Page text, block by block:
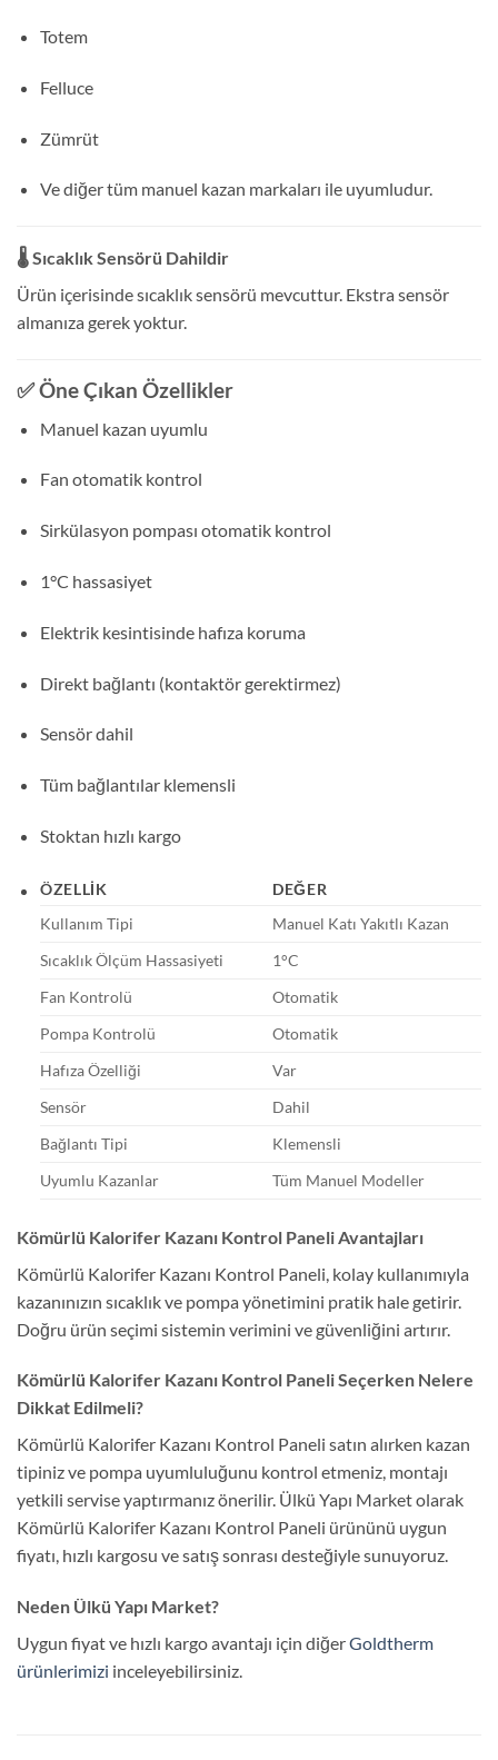
Totem
Felluce
Zümrüt
Ve diğer tüm manuel kazan markaları ile uyumludur.
🌡 Sıcaklık Sensörü Dahildir
Ürün içerisinde sıcaklık sensörü mevcuttur. Ekstra sensör
almanıza gerek yoktur.
✅ Öne Çıkan Özellikler
Manuel kazan uyumlu
Fan otomatik kontrol
Sirkülasyon pompası otomatik kontrol
1°C hassasiyet
Elektrik kesintisinde hafıza koruma
Direkt bağlantı (kontaktör gerektirmez)
Sensör dahil
Tüm bağlantılar klemensli
Stoktan hızlı kargo
ÖZELLIK
DEĞER
Kullanım Tipi
Manuel Katı Yakıtlı Kazan
Sıcaklık Ölçüm Hassasiyeti
1°C
Fan Kontrolü
Otomatik
Pompa Kontrolü
Otomatik
Hafıza Özelliği
Var
Sensör
Dahil
Bağlantı Tipi
Klemensli
Uyumlu Kazanlar
Tüm Manuel Modeller
Kömürlü Kalorifer Kazanı Kontrol Paneli Avantajları
Kömürlü Kalorifer Kazanı Kontrol Paneli, kolay kullanımıyla
kazanınızın sıcaklık ve pompa yönetimini pratik hale getirir.
Doğru ürün seçimi sistemin verimini ve güvenliğini artırır.
Kömürlü Kalorifer Kazanı Kontrol Paneli Seçerken Nelere
Dikkat Edilmeli?
Kömürlü Kalorifer Kazanı Kontrol Paneli satın alırken kazan
tipiniz ve pompa uyumluluğunu kontrol etmeniz, montajı
yetkili servise yaptırmanız önerilir. Ülkü Yapı Market olarak
Kömürlü Kalorifer Kazanı Kontrol Paneli ürününü uygun
fiyatı, hızlı kargosu ve satış sonrası desteğiyle sunuyoruz.
Neden Ülkü Yapı Market?
Uygun fiyat ve hızlı kargo avantajı için diğerGoldtherm
ürünlerimizi inceleyebilirsiniz.